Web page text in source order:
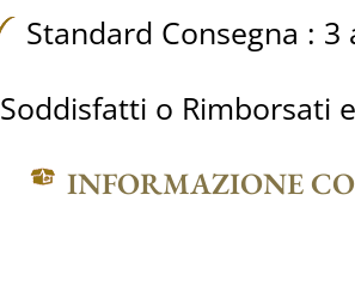
Standard Consegna : 3
Soddisfatti o Rimborsati
INFORMAZIONE